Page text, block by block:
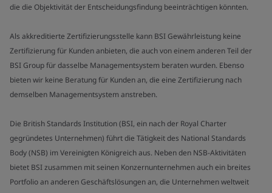
die die Objektivität der Entscheidungsfindung beeinträchtigen könnten.
Als akkreditierte Zertifizierungsstelle kann BSI Gewährleistung keine
Zertifizierung für Kunden anbieten, die auch von einem anderen Teil der
BSI Group für dasselbe Managementsystem beraten wurden. Ebenso
bieten wir keine Beratung für Kunden an, die eine Zertifizierung nach
demselben Managementsystem anstreben.
Die British Standards Institution (BSI, ein nach der Royal Charter
gegründetes Unternehmen) führt die Tätigkeit des National Standards
Body (NSB) im Vereinigten Königreich aus. Neben den NSB-Aktivitäten
bietet BSI zusammen mit seinen Konzernunternehmen auch ein breites
Portfolio an anderen Geschäftslösungen an, die Unternehmen weltweit